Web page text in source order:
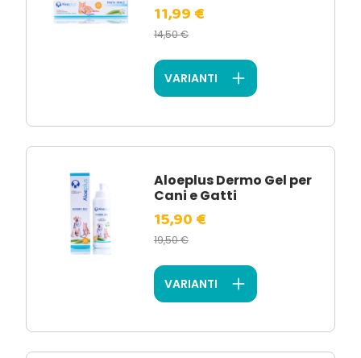
11,99 €
14,50 €
VARIANTI
Aloeplus Dermo Gel per
Cani e Gatti
15,90 €
19,50 €
VARIANTI